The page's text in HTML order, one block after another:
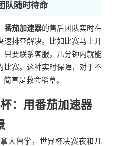
队随时待命
番茄加速器的售后团队实时在
速排查解决。比如比赛马上开
只要联系客服，几分钟内就能
比赛。这种实时保障，对于不
直是救命稻草。
：用番茄加速器
大留学，世界杯决赛夜和几